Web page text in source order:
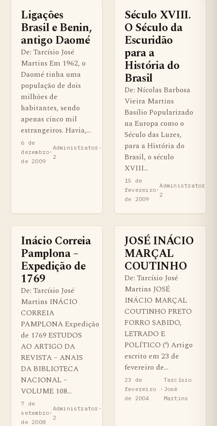
BENS QUILOMBOLAS MATERIAS E IMATERIAIS
Ligações
Brasil e Benin,
antigo Daomé
De: Tarcísio José
Martins Em 1962, o
Daomé tinha uma
população de dois
milhões de
habitantes, sendo
apenas cinco mil
estrangeiros. Havia,…
6 de
dezembro
de 2009
·
Administrator-
2
COMUNIDADES
Século XVIII.
O Século da
Escuridão
para a
História do
Brasil
De: Nícolas Barbosa
Vieira Martins
Basílio Popularizado
na Europa como o
Século das Luzes,
para a História do
Brasil, o século
XVIII…
15 de
fevereiro
de 2009
·
Administrator-
2
BENS QUILOMBOLAS MATERIAS E IMATERIAIS
Inácio Correia
Pamplona –
Expedição de
1769
De: Tarcísio José
Martins INÁCIO
CORREIA
PAMPLONA Expedição
de 1769 ESTUDOS
AO ARTIGO DA
REVISTA – ANAIS
DA BIBLIOTECA
NACIONAL –
VOLUME 108…
7 de
setembro
de 2008
·
Administrator-
2
ARTIGOS
JOSÉ INÁCIO
MARÇAL
COUTINHO
De: Tarcísio José
Martins JOSÉ
INÁCIO MARÇAL
COUTINHO PRETO
FORRO SABIDO,
LETRADO E
POLÍTICO (*) Artigo
escrito em 23 de
fevereiro de…
23 de
fevereiro
de 2004
·
Tarcísio
José
Martins